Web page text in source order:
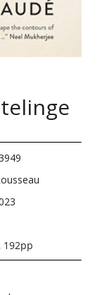
192pp